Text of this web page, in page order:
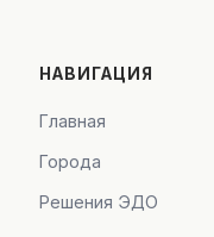
НАВИГАЦИЯ
Главная
Города
Решения ЭДО